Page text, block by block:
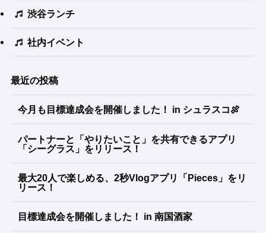
渋谷ランチ
社内イベント
最近の投稿
今月も目標達成会を開催しました！ in シュラスコ🍖
パートナーと「やりたいこと」を共有できるアプリ
「シーグラス」をリリース！
最大20人で楽しめる、2秒Vlogアプリ「Pieces」をリ
リース！
目標達成会を開催しました！ in 南国酒家